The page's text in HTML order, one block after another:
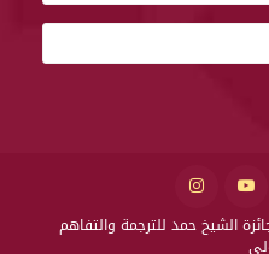
الشيخ حمد للترجمة والتفاهم